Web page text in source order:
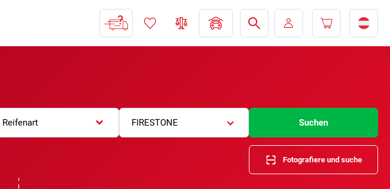
Reifenart FIRESTONE Suchen
Fotografiere und suche